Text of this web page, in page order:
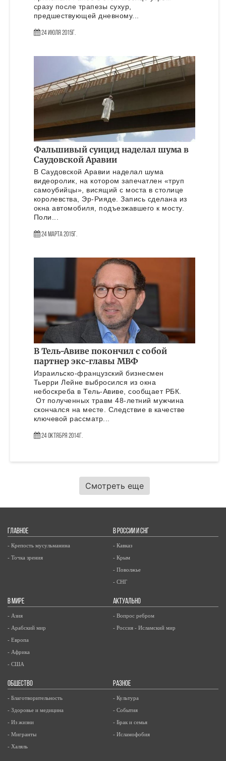
сразу после трапезы сухур,
предшествующей дневному...
24 Июля 2015г.
Фальшивый суицид наделал шума в
Саудовской Аравии
В Саудовской Аравии наделал шума
видеоролик, на котором запечатлен «труп
самоубийцы», висящий с моста в столице
королевства, Эр-Рияде. Запись сделана из
окна автомобиля, подъезжавшего к мосту.
Поли...
24 Марта 2015г.
В Тель-Авиве покончил с собой
партнер экс-главы МВФ
Израильско-французский бизнесмен
Тьерри Лейне выбросился из окна
небоскреба в Тель-Авиве, сообщает РБК.
От полученных травм 48-летний мужчина
скончался на месте. Следствие в качестве
ключевой рассматр...
24 Октября 2014г.
Смотреть еще
ГЛАВНОЕ
- Крепость мусульманина
- Точка зрения
В РОССИИ И СНГ
- Кавказ
- Крым
- Поволжье
- СНГ
В МИРЕ
- Азия
- Арабский мир
- Европа
- Африка
- США
АКТУАЛЬНО
- Вопрос ребром
- Россия - Исламский мир
ОБЩЕСТВО
- Благотворительность
- Здоровье и медицина
- Из жизни
- Мигранты
- Халяль
РАЗНОЕ
- Культура
- События
- Брак и семья
- Исламофобия